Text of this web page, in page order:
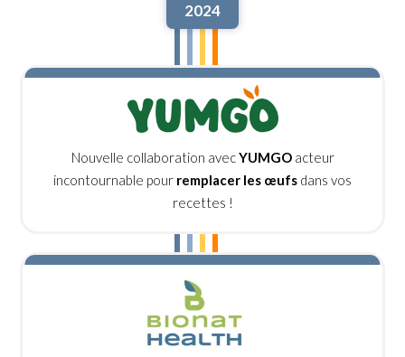
2024
Nouvelle collaboration avecYUMGOacteur
incontournable pour remplacer les œufs dans vos
recettes !